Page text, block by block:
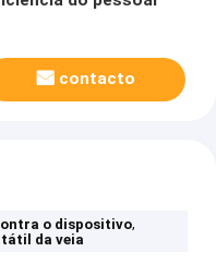
contacto
o dispositivo,
da veia